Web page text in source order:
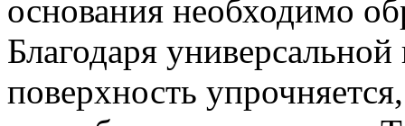
основания необходимо
Благодаря
поверхность